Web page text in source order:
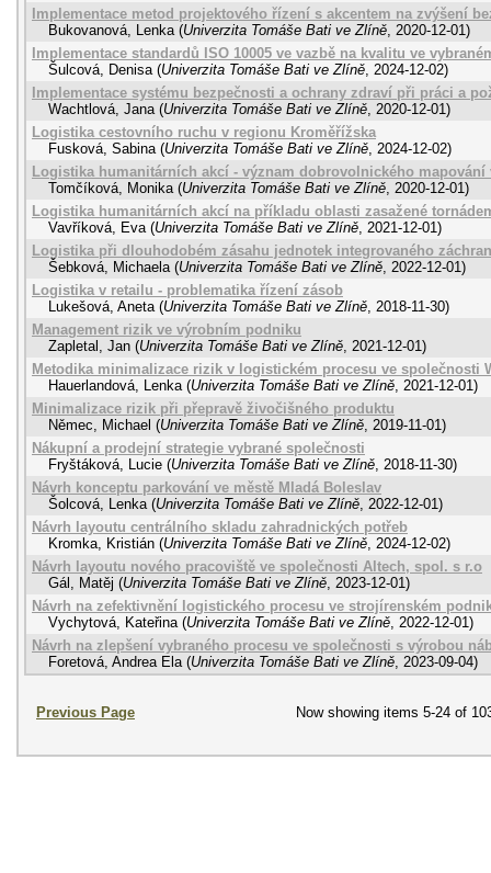
Implementace metod projektového řízení s akcentem na zvýšení
Bukovanová, Lenka (Univerzita Tomáše Bati ve Zlíně, 2020-12-01)
Implementace standardů ISO 10005 ve vazbě na kvalitu ve
Šulcová, Denisa (Univerzita Tomáše Bati ve Zlíně, 2024-12-02)
Implementace systému bezpečnosti a ochrany zdraví při práci a
Wachtlová, Jana (Univerzita Tomáše Bati ve Zlíně, 2020-12-01)
Logistika cestovního ruchu v regionu Kroměřížska
Fusková, Sabina (Univerzita Tomáše Bati ve Zlíně, 2024-12-02)
Logistika humanitárních akcí - význam dobrovolnického mapování
Tomčíková, Monika (Univerzita Tomáše Bati ve Zlíně, 2020-12-01)
Logistika humanitárních akcí na příkladu oblasti zasažené
Vavříková, Eva (Univerzita Tomáše Bati ve Zlíně, 2021-12-01)
Logistika při dlouhodobém zásahu jednotek integrovaného
Šebková, Michaela (Univerzita Tomáše Bati ve Zlíně, 2022-12-01)
Logistika v retailu - problematika řízení zásob
Lukešová, Aneta (Univerzita Tomáše Bati ve Zlíně, 2018-11-30)
Management rizik ve výrobním podniku
Zapletal, Jan (Univerzita Tomáše Bati ve Zlíně, 2021-12-01)
Metodika minimalizace rizik v logistickém procesu ve společnosti
Hauerlandová, Lenka (Univerzita Tomáše Bati ve Zlíně, 2021-12-01)
Minimalizace rizik při přepravě živočišného produktu
Němec, Michael (Univerzita Tomáše Bati ve Zlíně, 2019-11-01)
Nákupní a prodejní strategie vybrané společnosti
Fryštáková, Lucie (Univerzita Tomáše Bati ve Zlíně, 2018-11-30)
Návrh konceptu parkování ve městě Mladá Boleslav
Šolcová, Lenka (Univerzita Tomáše Bati ve Zlíně, 2022-12-01)
Návrh layoutu centrálního skladu zahradnických potřeb
Kromka, Kristián (Univerzita Tomáše Bati ve Zlíně, 2024-12-02)
Návrh layoutu nového pracoviště ve společnosti Altech, spol. s r.o
Gál, Matěj (Univerzita Tomáše Bati ve Zlíně, 2023-12-01)
Návrh na zefektivnění logistického procesu ve strojírenském
Vychytová, Kateřina (Univerzita Tomáše Bati ve Zlíně, 2022-12-01)
Návrh na zlepšení vybraného procesu ve společnosti s výrobou
Foretová, Andrea Ela (Univerzita Tomáše Bati ve Zlíně, 2023-09-04)
Previous Page Now showing items 5-24 of